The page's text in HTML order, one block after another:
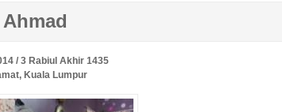
/ 3 Rabiul Akhir 1435
Kuala Lumpur